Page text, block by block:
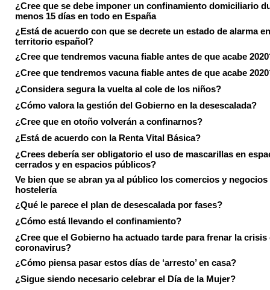
¿Cree que se debe imponer un confinamiento domiciliario
menos 15 días en todo en España
¿Está de acuerdo con que se decrete un estado de alarma
territorio español?
¿Cree que tendremos vacuna fiable antes de que acabe
¿Cree que tendremos vacuna fiable antes de que acabe
¿Considera segura la vuelta al cole de los niños?
¿Cómo valora la gestión del Gobierno en la desescalada?
¿Cree que en otoño volverán a confinarnos?
¿Está de acuerdo con la Renta Vital Básica?
¿Crees debería ser obligatorio el uso de mascarillas en
cerrados y en espacios públicos?
Ve bien que se abran ya al público los comercios y negocios
hostelería
¿Qué le parece el plan de desescalada por fases?
¿Cómo está llevando el confinamiento?
¿Cree que el Gobierno ha actuado tarde para frenar la crisis
coronavirus?
¿Cómo piensa pasar estos días de ‘arresto’ en casa?
¿Sigue siendo necesario celebrar el Día de la Mujer?